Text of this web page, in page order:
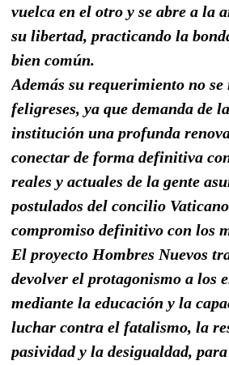
vuelca en el otro y se abre a la
su libertad, practicando la
bien común.
Además su requerimiento no
feligreses, ya que demanda de
institución una profunda
conectar de forma definitiva
reales y actuales de la gente
postulados del concilio
compromiso definitivo con los
El proyecto Hombres Nuevos
devolver el protagonismo a los
mediante la educación y la
luchar contra el fatalismo, la
pasividad y la desigualdad,